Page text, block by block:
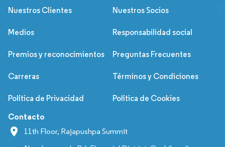
Nuestros Clientes Nuestros Socios
Medios Responsabilidad social
Premios y reconocimientos Preguntas Frecuentes
Carreras Términos y Condiciones
Política de Privacidad Política de Cookies
Contacto
11th Floor, Rajapushpa Summit